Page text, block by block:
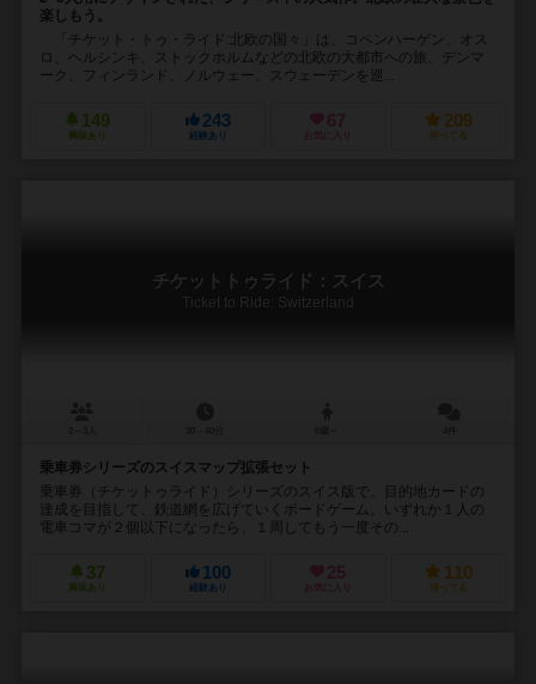
楽しもう。
「チケット・トゥ・ライド:北欧の国々」は、コペンハーゲン、オス
ロ、ヘルシンキ、ストックホルムなどの北欧の大都市への旅、デンマ
ーク、フィンランド、ノルウェー、スウェーデンを巡...
149
興味あり
243
経験あり
67
お気に入り
209
持ってる
チケットトゥライド：スイス
Ticket to Ride: Switzerland
乗車券シリーズのスイスマップ拡張セット
乗車券（チケットゥライド）シリーズのスイス版で、目的地カードの
達成を目指して、鉄道網を広げていくボードゲーム。いずれか１人の
電車コマが２個以下になったら、１周してもう一度その...
37
興味あり
100
経験あり
25
お気に入り
110
持ってる